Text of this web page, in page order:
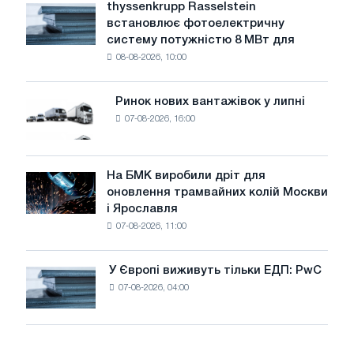
води
загрожує
безпеці
thyssenkrupp
Rasselstein
встановлює
фотоелектричну
досягнення
цілей
декарбонізації
thyssenkrupp Rasselstein
встановлює фотоелектричну
систему потужністю 8 МВт для
08-08-2026, 10:00
Ринок
нових
вантажівок
у
липні
Ринок нових вантажівок у липні
07-08-2026, 16:00
На
БМК
виробили
трамвайних
колій
Москви
і
На БМК виробили дріт для
оновлення трамвайних колій Москви
і Ярославля
07-08-2026, 11:00
Європі
виживуть
тільки
У Європі виживуть тільки ЕДП: PwC
07-08-2026, 04:00